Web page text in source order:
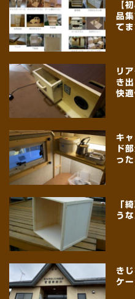
【
品
てま
リ
き
快適
キ
ド
った
「
う
き
ケ